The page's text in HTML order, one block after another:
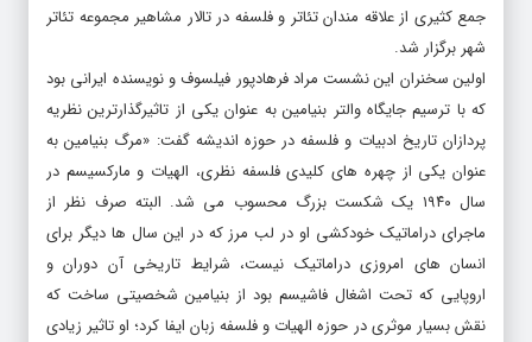
جمع کثیری از علاقه مندان تئاتر و فلسفه در تالار مشاهیر مجموعه تئاتر
شهر برگزار شد.
اولین سخنران این نشست مراد فرهادپور فیلسوف و نویسنده ایرانی بود
که با ترسیم جایگاه والتر بنیامین به عنوان یکی از تاثیرگذارترین نظریه
پردازان تاریخ ادبیات و فلسفه در حوزه اندیشه گفت: «مرگ بنیامین به
عنوان یکی از چهره های کلیدی فلسفه نظری، الهیات و مارکسیسم در
سال ۱۹۴۰ یک شکست بزرگ محسوب می شد. البته صرف نظر از
ماجرای دراماتیک خودکشی او در لب مرز که در این سال ها دیگر برای
انسان های امروزی دراماتیک نیست، شرایط تاریخی آن دوران و
اروپایی که تحت اشغال فاشیسم بود از بنیامین شخصیتی ساخت که
نقش بسیار موثری در حوزه الهیات و فلسفه زبان ایفا کرد؛ او تاثیر زیادی